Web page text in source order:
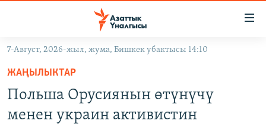
Навигацияга
өтүңүз
Издөөгө
салыңыз
7-Август, 2026-жыл, жума, Бишкек убактысы 14:10
ЖАҢЫЛЫКТАР
Польша Орусиянын өтүнүчү
менен украин активистин